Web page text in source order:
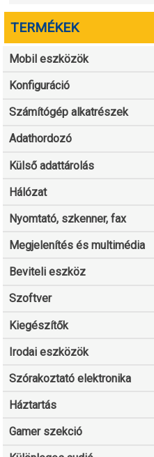
TERMÉKEK
Mobil eszközök
Konfiguráció
Számítógép alkatrészek
Adathordozó
Külső adattárolás
Hálózat
Nyomtató, szkenner, fax
Megjelenítés és multimédia
Beviteli eszköz
Szoftver
Kiegészítők
Irodai eszközök
Szórakoztató elektronika
Háztartás
Gamer szekció